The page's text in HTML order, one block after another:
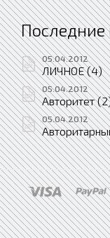
Последние
05.04.2012
ЛИЧНОЕ (4)
05.04.2012
Авторитет
05.04.2012